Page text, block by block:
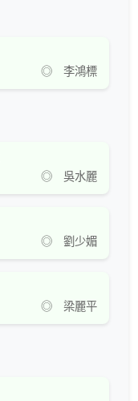
◎ 李鴻標
◎ 吳水麗
◎ 劉少媚
◎ 梁麗平